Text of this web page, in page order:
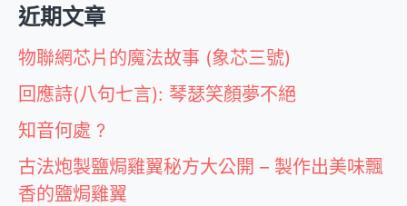
近期文章
物聯網芯片的魔法故事 (象芯三號)
回應詩(八句七言): 琴瑟笑顏夢不絕
知音何處 ?
古法炮製鹽焗雞翼秘方大公開 – 製作出美味飄
香的鹽焗雞翼